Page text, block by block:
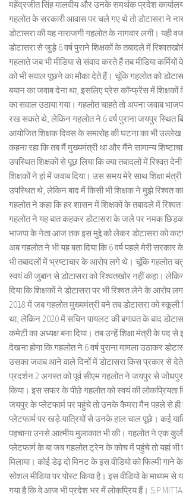
महेंद्रजीत सिंह मालवीय और उनके समर्थक प्रदेश
गहलोत के सरकारी आवास पर चले गए थे तो डोटासरा ने
डोटासरा की यह नाराजगी गहलोत के नागवार लगी। यही
डोटासरा से जुड़े 6 वर्ष पुराने शिक्षकों के तबादले में
गहलाते जब भी मीडिया से संवाद करते हैं तब मीडिया
को भी सवाल पूछने का मौका देते हैं। चूंकि गहलोत को
बयान का जवाब देना था, इसलिए प्रेस कॉन्फ्रेंस में शिक्षकों
का सवाल उठाया गया। गहलोत चाहते तो अपना जवाब
रख सकते थे, लेकिन गहलोत ने 6 वर्ष पुराना जयपुर स्थित
आयोजित शिक्षक दिवस के समारोह की घटना का भी
कहना रहा कि तब मैं मुख्यमंत्री था और मैंने सामान्य
उपस्थित शिक्षकों से पूछ लिया कि क्या तबादलों में रिश्वत
शिक्षकों ने हां में जवाब दिया। उस समय मेरे साथ शिक्षा मंत्री
उपस्थित थे, लेकिन बाद में किसी भी शिक्षक ने मुझे रिश्वत
गहलोत ने कहा कि हर शासन में शिक्षकों के तबादले में
गहलोत ने यह बात कहकर डोटासरा के जले पर नमक
भाजपा के नेता आज तक इस मुद्दे को लेकर डोटासरा को
अब गहलोत ने भी यह बता दिया कि 6 वर्ष पहले मेरी सरकार के
भी तबादलों में भ्रष्टाचार के आरोप लगे थे। चूंकि गहलोत
स्वयं की जुबान से डोटासरा को रिश्वतखोर नहीं कहा।
दिया कि शिक्षकों ने डोटासरा पर भी रिश्वत लेने के आरोप
2018 में जब गहलोत मुख्यमंत्री बने तब डोटासरा को स्कूली
था, लेकिन 2020 में सचिन पायलट की बगावत के बाद
कमेटी का अध्यक्ष बना दिया। तब उन्हें शिक्षा मंत्री के पद से
देखना होगा कि गहलोत ने 6 वर्ष पुराना मामला उठाकर
उसका जवाब आने वाले दिनों में डोटासरा किस प्रकार से
प्रदर्शन 2 अगस्त को पूर्व सीएम गहलोत ने जयपुर से
किया। इस सफर के पीछे गहलोत को स्वयं की लोकप्रियता
जयपुर के प्लेटफार्म पर पहुंचे तो उनके कैमरा मैन पहले से
प्लेटफार्म पर खड़े यात्रियों से उनके हाल चाल पूछे। कई
पहचाना उनसे आत्मीय मुलाकात भी की। गहलोत ने एक
प्लेटफार्म के बा जब गहलोत ट्रेन के कोच में पहुंचे तो यहां
मिलाया। कोई डेढ़ दो मिनट के इस वीडियो को फिल्मी
सोशल मीडिया पर पोस्ट किया है। इस वीडियो के माध्यम से
गया है कि वे आज भी प्रदेश भर में लोकप्रिय हैं।